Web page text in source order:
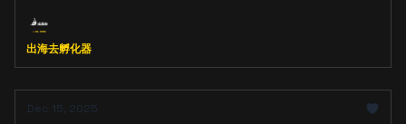
出海去孵化器
Dec 15, 2025